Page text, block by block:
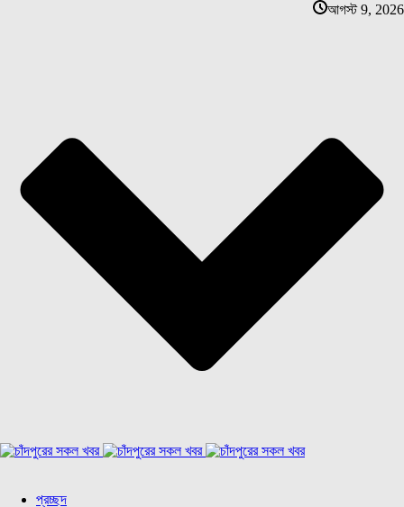
আগস্ট 9, 2026
প্রচ্ছদ